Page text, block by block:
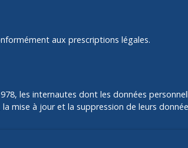
aux prescriptions légales.
les internautes dont les données
à jour et la suppression de leurs